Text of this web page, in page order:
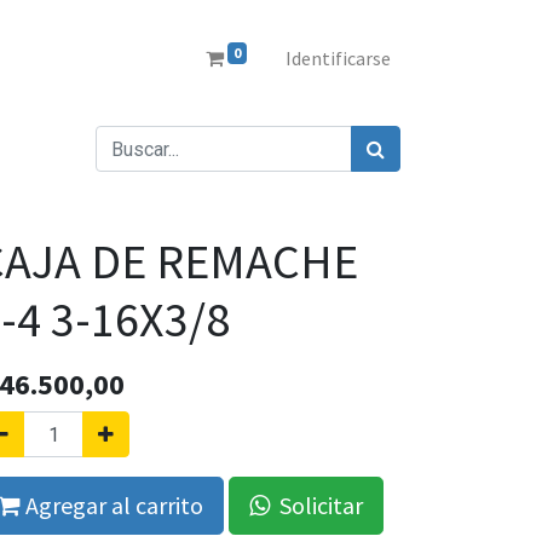
0 Identificarse
DE REMACHE
4 3-16X3/8
46.500,00
Agregar al carrito Solicitar